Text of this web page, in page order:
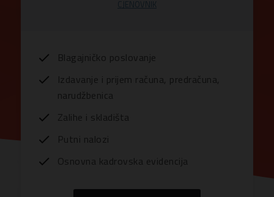
CJENOVNIK
Blagajničko poslovanje
Izdavanje i prijem računa, predračuna,
narudžbenica
Zalihe i skladišta
Putni nalozi
Osnovna kadrovska evidencija